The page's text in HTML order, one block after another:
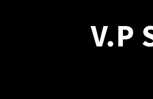
V.P